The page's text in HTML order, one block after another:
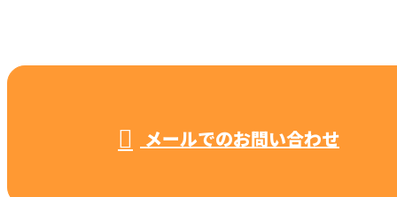
営業時間／8：00～19：00 ※営業電話お断り
メールでのお問い合わせ